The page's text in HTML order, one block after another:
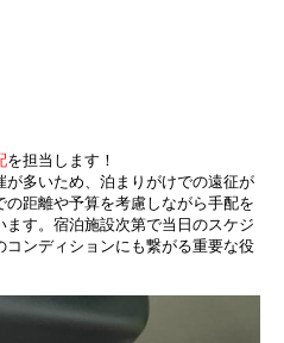
を担当します！
が多いため、泊まりがけでの遠征が
距離や予算を考慮しながら手配を
す。宿泊施設次第で当日のスケジ
ンディションにも繋がる重要な役